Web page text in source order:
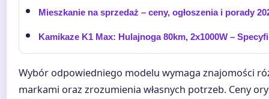
Mieszkanie na sprzedaż – ceny, ogłoszenia i porady
Kamikaze K1 Max: Hulajnoga 80km, 2x1000W –
Wybór odpowiedniego modelu wymaga znajomości
markami oraz zrozumienia własnych potrzeb. Ceny